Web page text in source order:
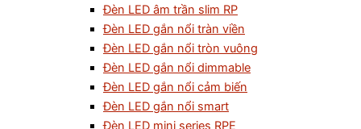
Đèn LED âm trần slim RP
Đèn LED gắn nổi tràn viền
Đèn LED gắn nổi tròn vuông
Đèn LED gắn nổi dimmable
Đèn LED gắn nổi cảm biến
Đèn LED gắn nổi smart
Đèn LED mini series RPE